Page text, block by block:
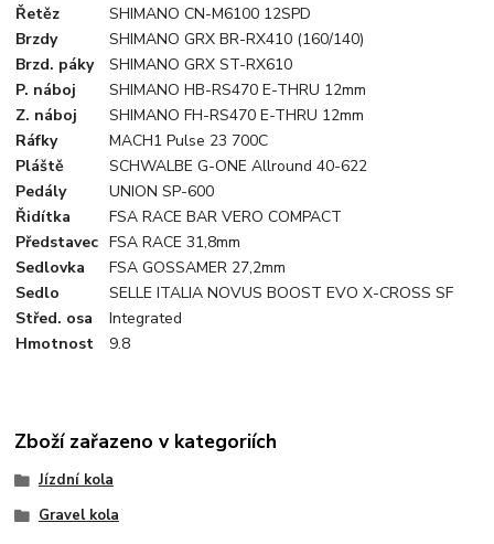
Řetěz
SHIMANO CN-M6100 12SPD
Brzdy
SHIMANO GRX BR-RX410 (160/140)
Brzd. páky
SHIMANO GRX ST-RX610
P. náboj
SHIMANO HB-RS470 E-THRU 12mm
Z. náboj
SHIMANO FH-RS470 E-THRU 12mm
Ráfky
MACH1 Pulse 23 700C
Pláště
SCHWALBE G-ONE Allround 40-622
Pedály
UNION SP-600
Řidítka
FSA RACE BAR VERO COMPACT
Představec FSA RACE 31,8mm
Sedlovka
FSA GOSSAMER 27,2mm
Sedlo
SELLE ITALIA NOVUS BOOST EVO X-CROSS SF
Střed. osa
Integrated
Hmotnost
9.8
Zboží zařazeno v kategoriích
Jízdní kola
Gravel kola